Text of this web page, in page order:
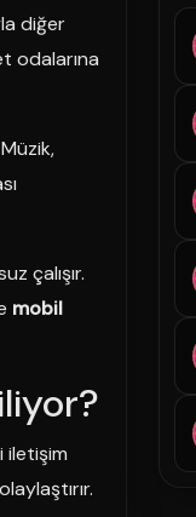
diğer
odalarına
çalışır.
mobil
iletişim